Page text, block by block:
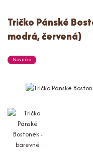
Tričko Pánské
modrá, červená)
Novinka